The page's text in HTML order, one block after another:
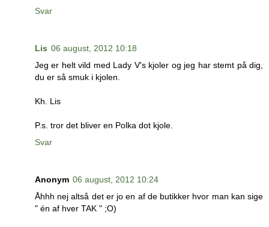
Svar
Lis 06 august, 2012 10:18
Jeg er helt vild med Lady V's kjoler og jeg har stemt på dig,
du er så smuk i kjolen.
Kh. Lis
P.s. tror det bliver en Polka dot kjole.
Svar
Anonym 06 august, 2012 10:24
Åhhh nej altså det er jo en af de butikker hvor man kan sige
" én af hver TAK " ;O)